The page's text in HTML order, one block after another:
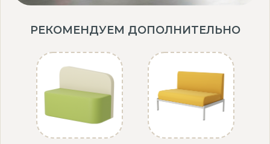
РЕКОМЕНДУЕМ ДОПОЛНИТЕЛЬНО